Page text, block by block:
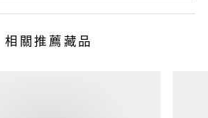
相關推薦藏品